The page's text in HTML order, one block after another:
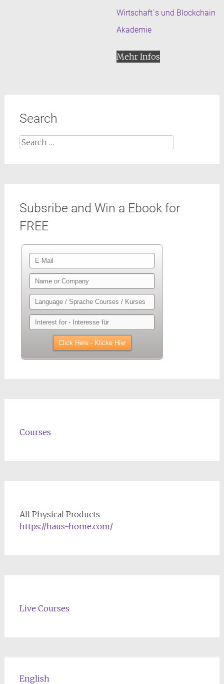
Wirtschaft´s und Blockchain
Akademie
Mehr Infos
Search
Search
for:
Subsribe and Win a Ebook for
FREE
Courses
All Physical Products
https://haus-home.com/
Live Courses
English